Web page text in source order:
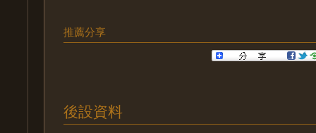
推薦分享
後設資料